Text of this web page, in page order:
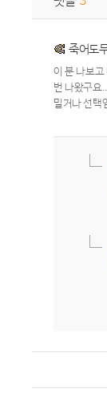
죽어도
이 분 나보
번 나왔구요
밀거나 선택